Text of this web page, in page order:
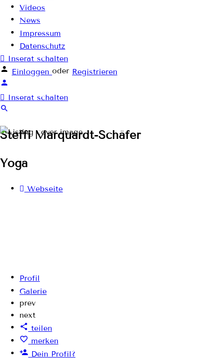
Videos
News
Impressum
Datenschutz
Inserat schalten
Einloggen oder Registrieren
Inserat schalten
Steffi Marquardt-Schäfer
Yoga
Webseite
Profil
Galerie
prev
next
teilen
merken
Dein Profil?